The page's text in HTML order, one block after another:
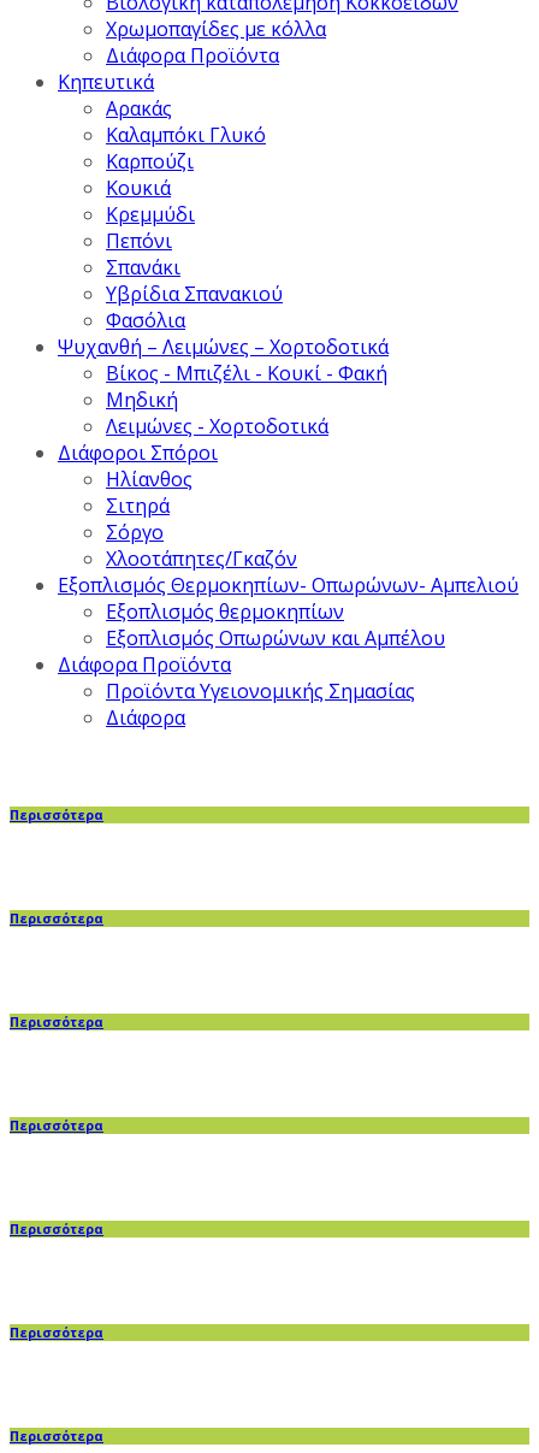
Χρωμοπαγίδες με κόλλα
Διάφορα Προϊόντα
Κηπευτικά
Αρακάς
Καλαμπόκι Γλυκό
Καρπούζι
Κουκιά
Κρεμμύδι
Πεπόνι
Σπανάκι
Υβρίδια Σπανακιού
Φασόλια
Ψυχανθή – Λειμώνες – Χορτοδοτικά
Βίκος - Μπιζέλι - Κουκί - Φακή
Μηδική
Λειμώνες - Χορτοδοτικά
Διάφοροι Σπόροι
Ηλίανθος
Σιτηρά
Σόργο
Χλοοτάπητες/Γκαζόν
Εξοπλισμός Θερμοκηπίων- Οπωρώνων- Αμπελιού
Εξοπλισμός θερμοκηπίων
Εξοπλισμός Οπωρώνων και Αμπέλου
Διάφορα Προϊόντα
Προϊόντα Υγειονομικής Σημασίας
Διάφορα
Περισσότερα
Περισσότερα
Περισσότερα
Περισσότερα
Περισσότερα
Περισσότερα
Περισσότερα